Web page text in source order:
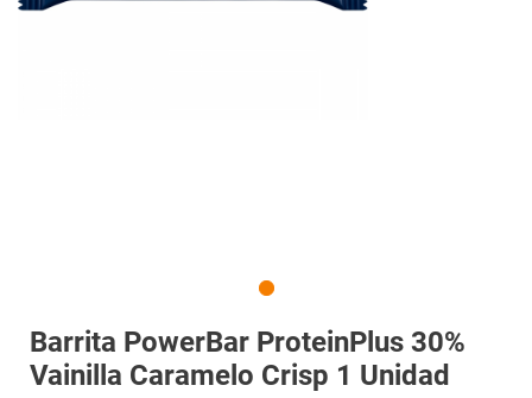
Barrita PowerBar ProteinPlus 30%
Vainilla Caramelo Crisp 1 Unidad